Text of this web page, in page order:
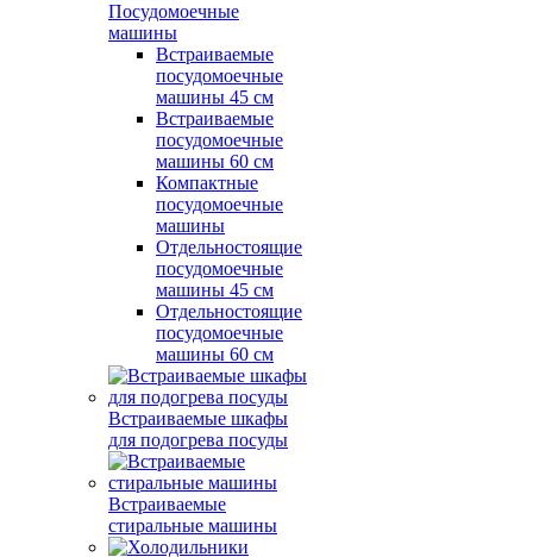
Посудомоечные
машины
Встраиваемые
посудомоечные
машины 45 см
Встраиваемые
посудомоечные
машины 60 см
Компактные
посудомоечные
машины
Отдельностоящие
посудомоечные
машины 45 см
Отдельностоящие
посудомоечные
машины 60 см
Встраиваемые шкафы
для подогрева посуды
Встраиваемые
стиральные машины